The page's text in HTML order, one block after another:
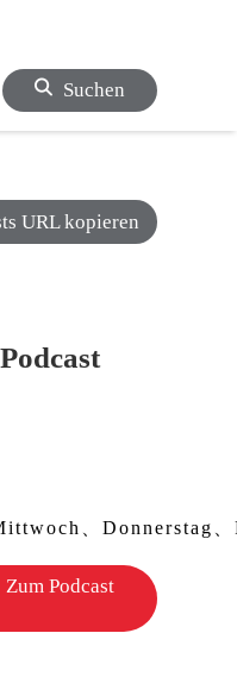
Suchen
URL kopieren
、Donnerstag
Zum Podcast